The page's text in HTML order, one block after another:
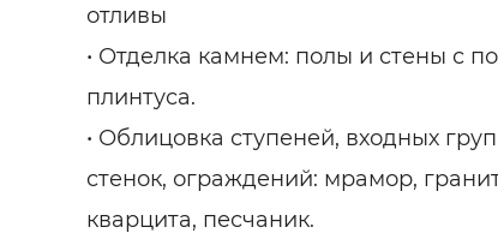
отливы
• Отделка камнем: полы и стены с
плинтуса.
• Облицовка ступеней, входных
стенок, ограждений: мрамор,
кварцита, песчаник.